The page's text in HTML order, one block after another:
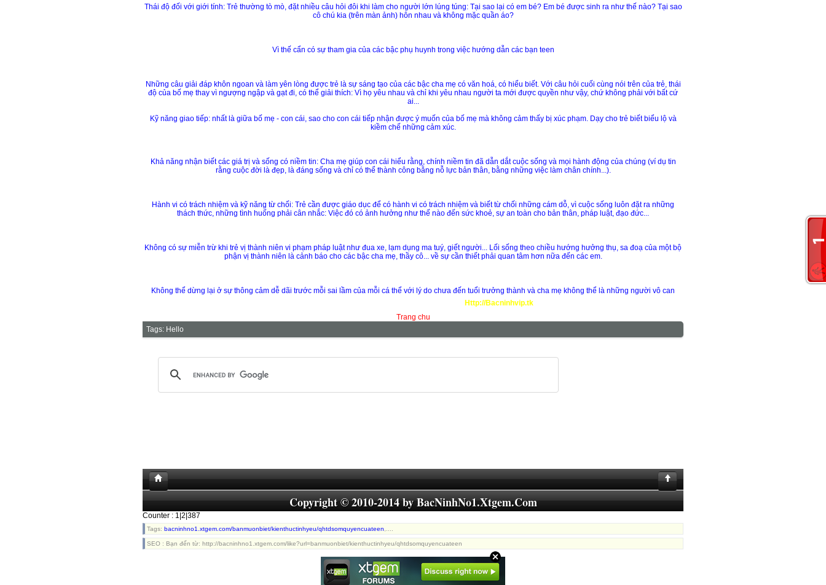
Thái độ đối với giới tính: Trẻ thường tò mò, đặt nhiều câu hỏi đôi khi làm cho người lớn lúng túng: Tại sao lại có em bé? Em bé được sinh ra như thế nào? Tại sao
cô chú kia (trên màn ảnh) hôn nhau và không mặc quần áo?
Vì thế cẩn có sự tham gia của các bậc phụ huynh trong việc hướng dẫn các bạn teen
Những câu giải đáp khôn ngoan và làm yên lòng được trẻ là sự sáng tạo của các bậc cha mẹ có văn hoá, có hiểu biết. Với câu hỏi cuối cùng nói trên của trẻ, thái
độ của bố mẹ thay vì ngượng ngập và gạt đi, có thể giải thích: Vì họ yêu nhau và chỉ khi yêu nhau người ta mới được quyền như vậy, chứ không phải với bất cứ
ai...
Kỹ năng giao tiếp: nhất là giữa bố mẹ - con cái, sao cho con cái tiếp nhận được ý muốn của bố mẹ mà không cảm thấy bị xúc phạm. Dạy cho trẻ biết biểu lộ và
kiềm chế những cảm xúc.
Khả năng nhận biết các giá trị và sống có niềm tin: Cha mẹ giúp con cái hiểu rằng, chính niềm tin đã dẫn dắt cuộc sống và mọi hành động của chúng (ví dụ tin
rằng cuộc đời là đẹp, là đáng sống và chỉ có thể thành công bằng nỗ lực bản thân, bằng những việc làm chân chính...).
Hành vi có trách nhiệm và kỹ năng từ chối: Trẻ cần được giáo dục để có hành vi có trách nhiệm và biết từ chối những cám dỗ, vì cuộc sống luôn đặt ra những
thách thức, những tình huống phải cân nhắc: Việc đó có ảnh hưởng như thế nào đến sức khoẻ, sự an toàn cho bản thân, pháp luật, đạo đức...
Không có sự miễn trừ khi trẻ vị thành niên vi phạm pháp luật như đua xe, lạm dụng ma tuý, giết người... Lối sống theo chiều hướng hưởng thụ, sa đoạ của một bộ
phận vị thành niên là cảnh báo cho các bậc cha mẹ, thầy cô... về sự cần thiết phải quan tâm hơn nữa đến các em.
Không thể dừng lại ở sự thông cảm dễ dãi trước mỗi sai lầm của mỗi cá thể với lý do chưa đến tuổi trưởng thành và cha mẹ không thể là những người vô can
Http://Bacninhvip.tk
Trang chu
Tags: Hello
Copyright © 2010-2014 byBacNinhNo1.Xtgem.Com
Counter : 1|2|387
Tags: bacninhno1.xtgem.com/banmuonbiet/kienthuctinhyeu/qhtdsomquyencuateen
SEO : Bạn đến từ: http://bacninhno1.xtgem.com/like?url=banmuonbiet/kienthuctinhyeu/qhtdsomquyencuateen